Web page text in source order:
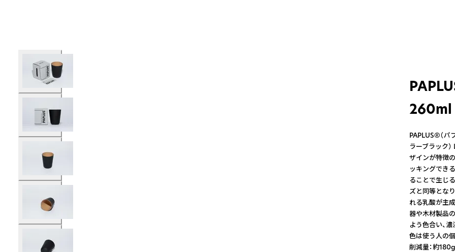
260ml
PAPLUS®（
ラーブラック
ザインが特徴
ッキングでき
ることで生じ
ズと同等とな
れる乳酸が主
器や木材製品
よう色合い、
色は使う人の
削減量：約